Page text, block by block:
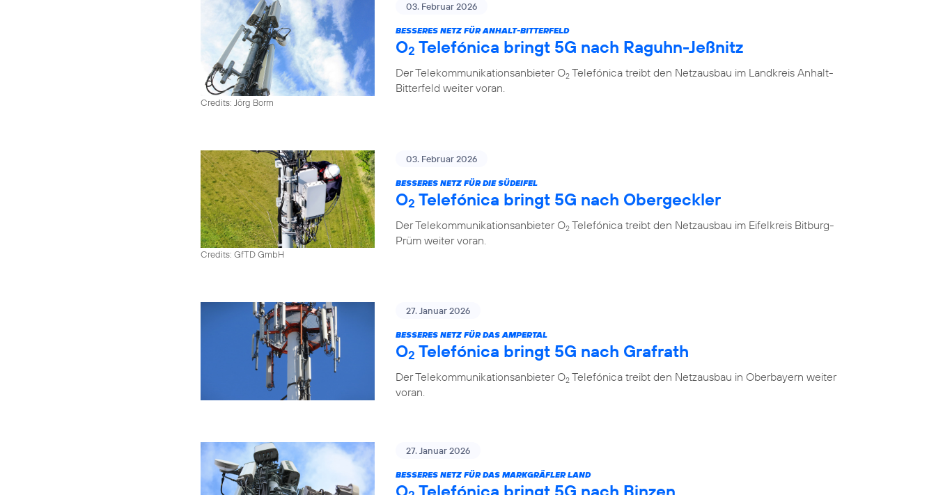
Credits: Jörg Borm
03. Februar 2026
BESSERES NETZ FÜR ANHALT-BITTERFELD
O2 Telefónica bringt 5G nach Raguhn-Jeßnitz
Der Telekommunikationsanbieter O2 Telefónica treibt den Netzausbau im Landkreis Anhalt-
Bitterfeld weiter voran.
Credits: GfTD GmbH
03. Februar 2026
BESSERES NETZ FÜR DIE SÜDEIFEL
O2 Telefónica bringt 5G nach Obergeckler
Der Telekommunikationsanbieter O2 Telefónica treibt den Netzausbau im Eifelkreis Bitburg-
Prüm weiter voran.
27. Januar 2026
BESSERES NETZ FÜR DAS AMPERTAL
O2 Telefónica bringt 5G nach Grafrath
Der Telekommunikationsanbieter O2 Telefónica treibt den Netzausbau in Oberbayern weiter
voran.
27. Januar 2026
BESSERES NETZ FÜR DAS MARKGRÄFLER LAND
O Telefónica bringt 5G nach Binzen